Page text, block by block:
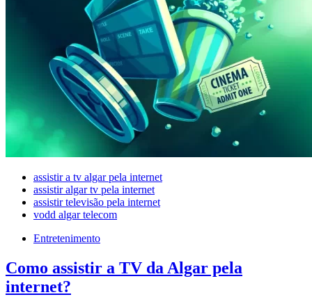
assistir a tv algar pela internet
assistir algar tv pela internet
assistir televisão pela internet
vodd algar telecom
Entretenimento
Como assistir a TV da Algar pela
internet?